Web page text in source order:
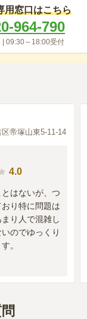
用窓口はこちら
964-790
09:30～18:00受付
帝塚山東5-11-14
4.0
はないが、つ
り特に問題は
り人で混雑し
のでゆっくり
。